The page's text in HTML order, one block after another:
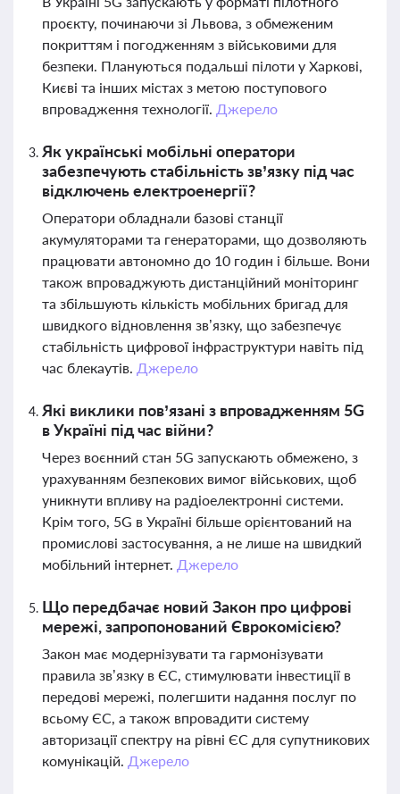
проєкту, починаючи зі Львова, з обмеженим
покриттям і погодженням з військовими для
безпеки. Плануються подальші пілоти у Харкові,
Києві та інших містах з метою поступового
впровадження технології. Джерело
Як українські мобільні оператори
забезпечують стабільність зв’язку під час
відключень електроенергії?
Оператори обладнали базові станції
акумуляторами та генераторами, що дозволяють
працювати автономно до 10 годин і більше. Вони
також впроваджують дистанційний моніторинг
та збільшують кількість мобільних бригад для
швидкого відновлення зв’язку, що забезпечує
стабільність цифрової інфраструктури навіть під
час блекаутів. Джерело
Які виклики пов’язані з впровадженням 5G
в Україні під час війни?
Через воєнний стан 5G запускають обмежено, з
урахуванням безпекових вимог військових, щоб
уникнути впливу на радіоелектронні системи.
Крім того, 5G в Україні більше орієнтований на
промислові застосування, а не лише на швидкий
мобільний інтернет. Джерело
Що передбачає новий Закон про цифрові
мережі, запропонований Єврокомісією?
Закон має модернізувати та гармонізувати
правила зв’язку в ЄС, стимулювати інвестиції в
передові мережі, полегшити надання послуг по
всьому ЄС, а також впровадити систему
авторизації спектру на рівні ЄС для супутникових
комунікацій. Джерело